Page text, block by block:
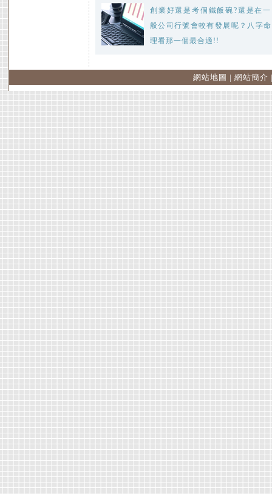
創業好還是考個鐵飯碗?還是在一
般公司行號會較有發展呢？八字命
理看那一個最合適!!
網站地圖 | 網站簡介